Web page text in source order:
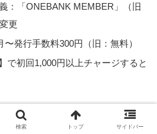
：「ONEBANK MEMBER」（旧
更
発行手数料300円（旧：無料）
で初回1,000円以上チャージすると
検索 トップ サイドバー